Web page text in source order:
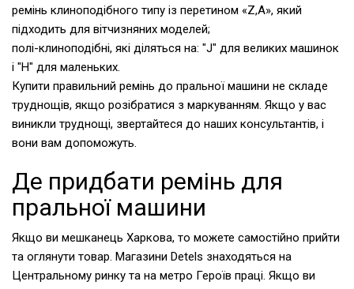
ремінь клиноподібного типу із перетином «Z,A», який
підходить для вітчизняних моделей;
полі-клиноподібні, які діляться на: "J" для великих машинок
і "H" для маленьких.
Купити правильний ремінь до пральної машини не складе
труднощів, якщо розібратися з маркуванням. Якщо у вас
виникли труднощі, звертайтеся до наших консультантів, і
вони вам допоможуть.
Де придбати ремінь для
пральної машини
Якщо ви мешканець Харкова, то можете самостійно прийти
та оглянути товар. Магазини Detels знаходяться на
Центральному ринку та на метро Героїв праці. Якщо ви